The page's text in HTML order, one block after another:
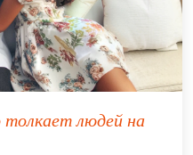
людей на